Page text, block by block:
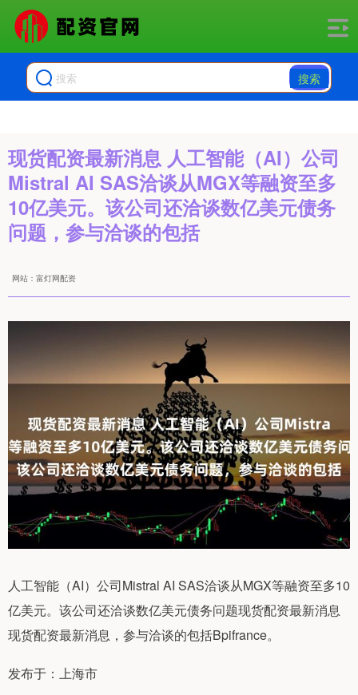
搜索
现货配资最新消息 人工智能（AI）公司
Mistral AI SAS洽谈从MGX等融资至多
10亿美元。该公司还洽谈数亿美元债务
问题，参与洽谈的包括
网站：富灯网配资
人工智能（AI）公司Mistral AI SAS洽谈从MGX等融资至多10
亿美元。该公司还洽谈数亿美元债务问题现货配资最新消息
现货配资最新消息，参与洽谈的包括Bpifrance。
发布于：上海市